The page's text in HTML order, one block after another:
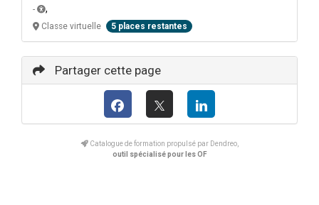
-
,
Classe virtuelle 5 places restantes
Partager cette page
Catalogue de formation propulsé par Dendreo,
outil spécialisé pour les OF